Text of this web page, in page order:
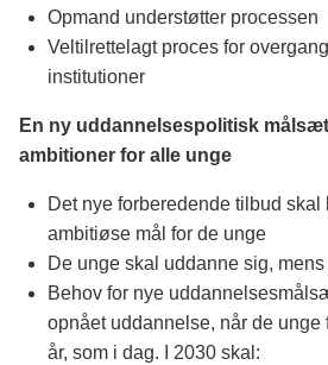
Opmand understøtter processen
Veltilrettelagt proces for
institutioner
En ny uddannelsespolitisk
ambitioner for alle unge
Det nye forberedende tilbud
ambitiøse mål for de unge
De unge skal uddanne sig,
Behov for nye
opnået uddannelse, når de unge
år, som i dag. I 2030 skal: